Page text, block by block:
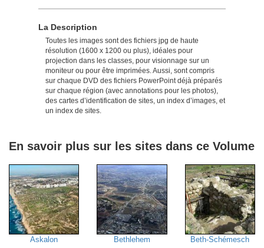
La Description
Toutes les images sont des fichiers jpg de haute
résolution (1600 x 1200 ou plus), idéales pour
projection dans les classes, pour visionnage sur un
moniteur ou pour être imprimées. Aussi, sont compris
sur chaque DVD des fichiers PowerPoint déjà préparés
sur chaque région (avec annotations pour les photos),
des cartes d’identification de sites, un index d’images, et
un index de sites.
En savoir plus sur les sites dans ce Volume
Askalon Bethlehem Beth-Schémesch